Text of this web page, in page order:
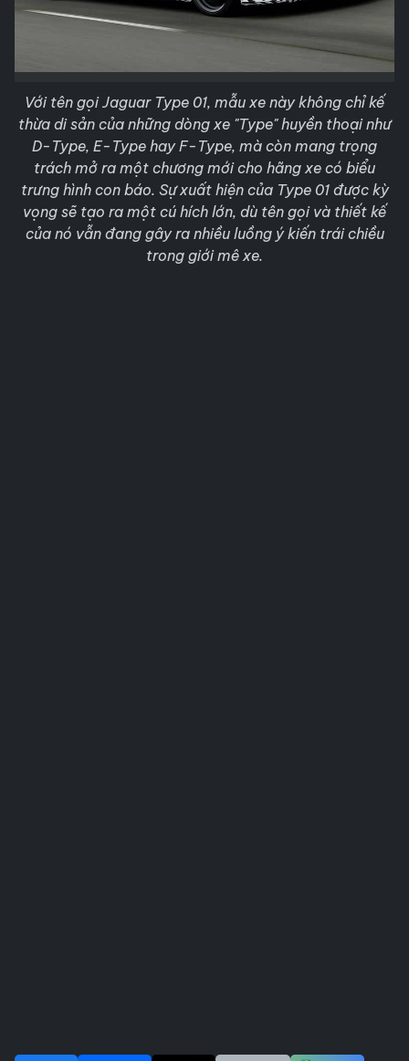
Với tên gọi Jaguar Type 01, mẫu xe này không chỉ kế
thừa di sản của những dòng xe "Type" huyền thoại như
D-Type, E-Type hay F-Type, mà còn mang trọng
trách mở ra một chương mới cho hãng xe có biểu
trưng hình con báo. Sự xuất hiện của Type 01 được kỳ
vọng sẽ tạo ra một cú hích lớn, dù tên gọi và thiết kế
của nó vẫn đang gây ra nhiều luồng ý kiến trái chiều
trong giới mê xe.